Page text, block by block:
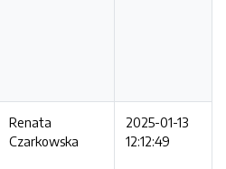
Renata
Czarkowska
2025-01-13
12:12:49